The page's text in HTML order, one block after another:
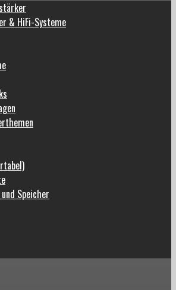
& HiFi-Systeme
Speicher